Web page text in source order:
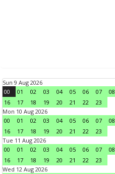
Sun 9 Aug 2026
00
01 02 03 04 05 06 07 08
16
17 18 19 20 21 22
23
Mon 10 Aug 2026
00
01 02 03 04 05 06 07 08
16
17 18 19 20 21 22
23
Tue 11 Aug 2026
00
01 02 03 04 05 06 07 08
16
17 18 19 20 21 22
23
Wed 12 Aug 2026